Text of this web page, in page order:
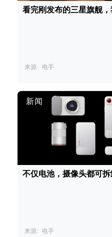
看完刚发布的三星旗舰
来源: 电手
新闻
不仅电池，摄像头都可
来源: 电手